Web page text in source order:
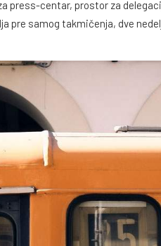
press-centar, prostor za
pre samog takmičenja, dve